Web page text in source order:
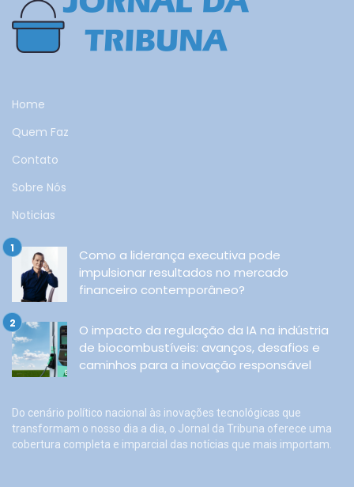
Home
Quem Faz
Contato
Sobre Nós
Noticias
Como a liderança executiva pode
impulsionar resultados no mercado
financeiro contemporâneo?
O impacto da regulação da IA na indústria
de biocombustíveis: avanços, desafios e
caminhos para a inovação responsável
Do cenário político nacional às inovações tecnológicas que
transformam o nosso dia a dia, o Jornal da Tribuna oferece uma
cobertura completa e imparcial das notícias que mais importam.